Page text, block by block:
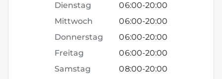
Dienstag
06:00-20:00
Mittwoch
06:00-20:00
Donnerstag
06:00-20:00
Freitag
06:00-20:00
Samstag
08:00-20:00